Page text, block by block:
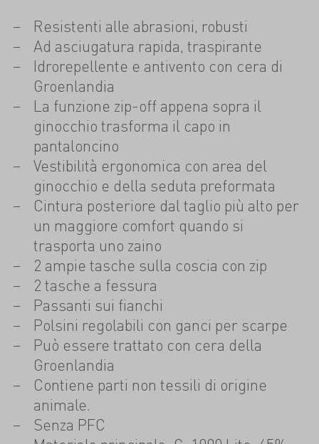
Resistenti alle abrasioni, robusti
Ad asciugatura rapida, traspirante
Idrorepellente e antivento con cera di
Groenlandia
La funzione zip-off appena sopra il
ginocchio trasforma il capo in
pantaloncino
Vestibilità ergonomica con area del
ginocchio e della seduta preformata
Cintura posteriore dal taglio più alto per
un maggiore comfort quando si
trasporta uno zaino
2 ampie tasche sulla coscia con zip
2 tasche a fessura
Passanti sui fianchi
Polsini regolabili con ganci per scarpe
Può essere trattato con cera della
Groenlandia
Contiene parti non tessili di origine
animale.
Senza PFC